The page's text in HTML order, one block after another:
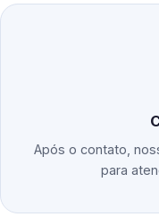
Após o contato,
para